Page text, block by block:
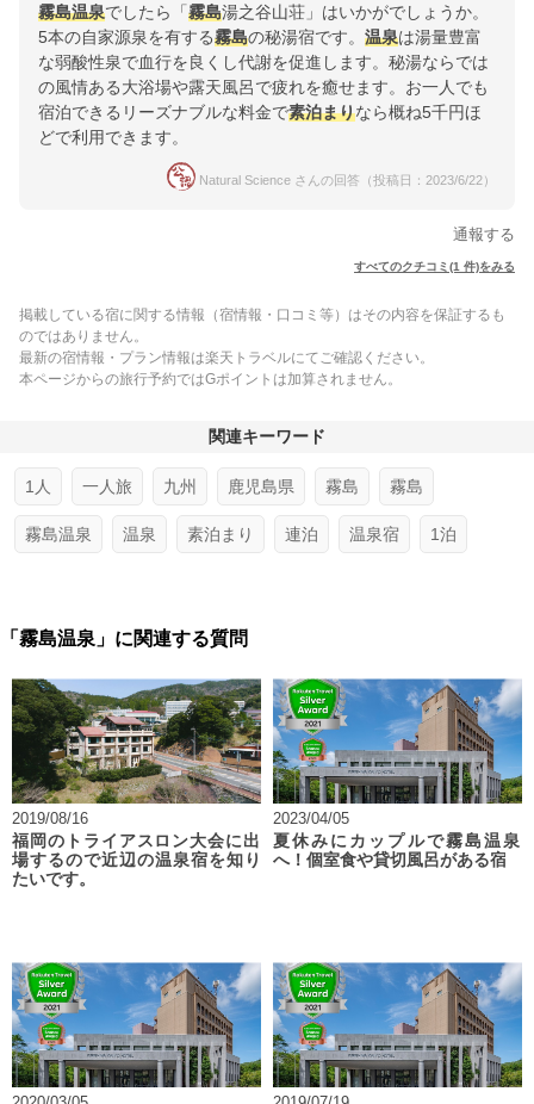
霧島温泉でしたら「 霧島湯之谷山荘」はいかがでしょうか。
5本の自家源泉を有する霧島の秘湯宿です。 温泉は湯量豊富
な弱酸性泉で血行を良くし代謝を促進します。秘湯ならでは
の風情ある大浴場や露天風呂で疲れを癒せます。お一人でも
宿泊できるリーズナブルな料金で素泊まりなら概ね5千円ほ
どで利用できます。
Natural Science さんの回答（投稿日：2023/6/22）
通報する
すべてのクチコミ(1 件)をみる
掲載している宿に関する情報（宿情報・口コミ等）はその内容を保証するも
のではありません。
最新の宿情報・プラン情報は楽天トラベルにてご確認ください。
本ページからの旅行予約ではGポイントは加算されません。
関連キーワード
1人 一人旅 九州 鹿児島県 霧島 霧島
霧島温泉 温泉 素泊まり 連泊 温泉宿 1泊
「霧島温泉」に関連する質問
2019/08/16
福岡のトライアスロン大会に出
場するので近辺の温泉宿を知り
たいです。
2023/04/05
夏休みにカップルで霧島温泉
へ！個室食や貸切風呂がある宿